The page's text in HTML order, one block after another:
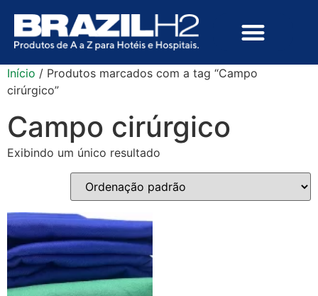
Início / Produtos marcados com a tag “Campo
cirúrgico”
Campo cirúrgico
Exibindo um único resultado